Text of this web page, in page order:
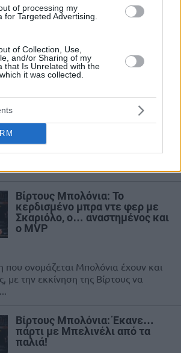
of processing my
for Targeted Advertising.
of Collection, Use,
and/or Sharing of my
that Is Unrelated with the
it was collected.
και πολλά... Λίγη άμυνα κι έναν
Τζινόμπιλι για Μπελινέλι: “Η
καπέλο στον άλλοτε συμπαίκτη του
στους Σπερς, Μάρκο Μπελινέλι για
Βίρτους Μπολόνια: Το
κερδισμένο μπρα ντε φερ με
Σκαριόλο, ο… αναστημένος και
ο MVP
που ονομάζεται Μπολόνια έχουν και
με την εκκίνηση της Βίρτους να
Βίρτους Μπολόνια: Έκανε…
πάρτι με Μπελινέλι από τα
παλιά!